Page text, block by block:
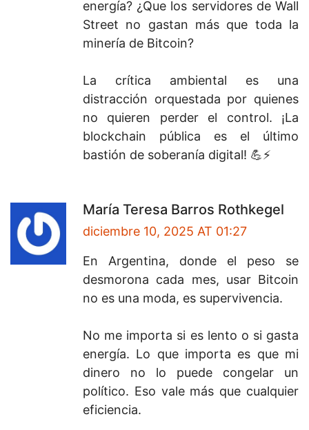
energía? ¿Que los servidores de Wall
Street no gastan más que toda la
minería de Bitcoin?
La crítica ambiental es una
distracción orquestada por quienes
no quieren perder el control. ¡La
blockchain pública es el último
bastión de soberanía digital! 💪⚡
María Teresa Barros Rothkegel
diciembre 10, 2025 AT 01:27
En Argentina, donde el peso se
desmorona cada mes, usar Bitcoin
no es una moda, es supervivencia.
No me importa si es lento o si gasta
energía. Lo que importa es que mi
dinero no lo puede congelar un
político. Eso vale más que cualquier
eficiencia.